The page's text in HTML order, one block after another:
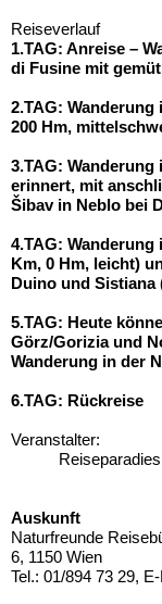
Reiseverlauf
1.TAG: Anreise –
di Fusine mit
2.TAG: Wanderung
200 Hm,
3.TAG: Wanderung
erinnert, mit
Šibav in Neblo bei
4.TAG:
Km, 0 Hm, leicht)
Duino und Sistiana
5.TAG: Heute
Görz/Gorizia und
Wanderung in der
6.TAG: Rückreise
Veranstalter:
Reiseparadies
Auskunft
Naturfreunde
6,
Tel.: 01/894 73 29,